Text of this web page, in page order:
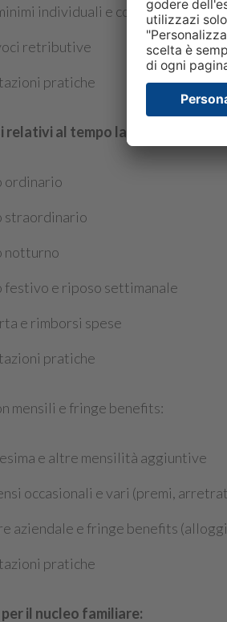
individuali e collettivi
retributive
pratiche
relativi al tempo lavorato:
ordinario
straordinario
notturno
festivo e riposo settimanale
e rimborsi spese
pratiche
mensili e fringe benefits:
e altre mensilità aggiuntive
occasionali e vari (premi,
aziendale e fringe benefits
pratiche
per il nucleo familiare: